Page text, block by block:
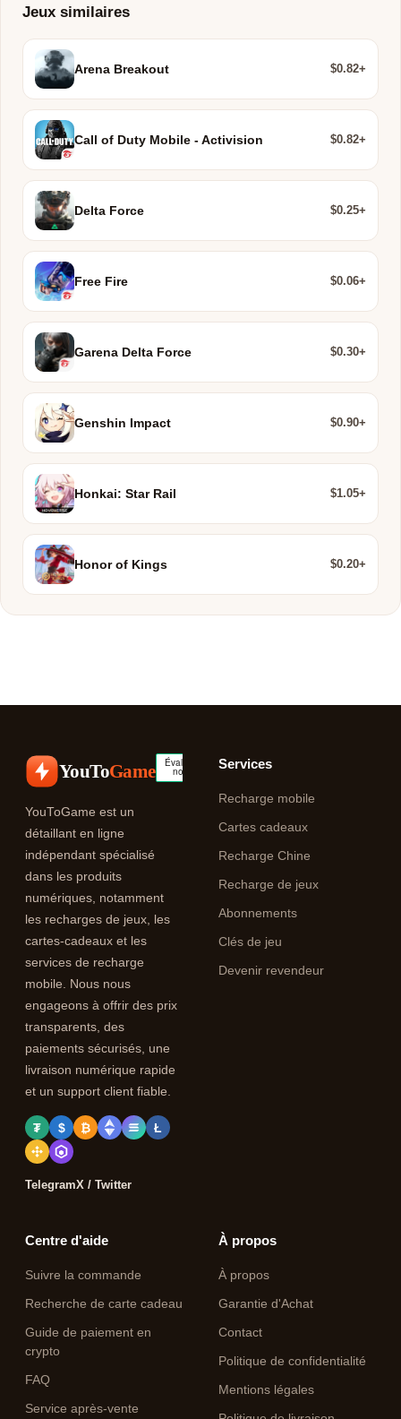
Jeux similaires
Arena Breakout $0.82+
Call of Duty Mobile - Activision $0.82+
Delta Force $0.25+
Free Fire $0.06+
Garena Delta Force $0.30+
Genshin Impact $0.90+
Honkai: Star Rail $1.05+
Honor of Kings $0.20+
YouToGame
YouToGame est un
détaillant en ligne
indépendant spécialisé
dans les produits
numériques, notamment
les recharges de jeux, les
cartes-cadeaux et les
services de recharge
mobile. Nous nous
engageons à offrir des prix
transparents, des
paiements sécurisés, une
livraison numérique rapide
et un support client fiable.
₮ $ ₿ Ł
TelegramX / Twitter
Services
Recharge mobile
Cartes cadeaux
Recharge Chine
Recharge de jeux
Abonnements
Clés de jeu
Devenir revendeur
Centre d'aide
Suivre la commande
Recherche de carte cadeau
Guide de paiement en
crypto
FAQ
Service après-vente
À propos
À propos
Garantie d'Achat
Contact
Politique de confidentialité
Mentions légales